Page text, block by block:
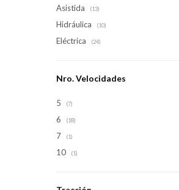
Asistida (13)
Hidráulica (10)
Eléctrica (24)
Nro. Velocidades
5 (7)
6 (18)
7 (1)
10 (1)